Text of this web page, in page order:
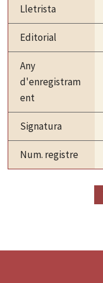
Lletrista
Editorial
Any
d'enregistram
ent
Signatura
Num. registre